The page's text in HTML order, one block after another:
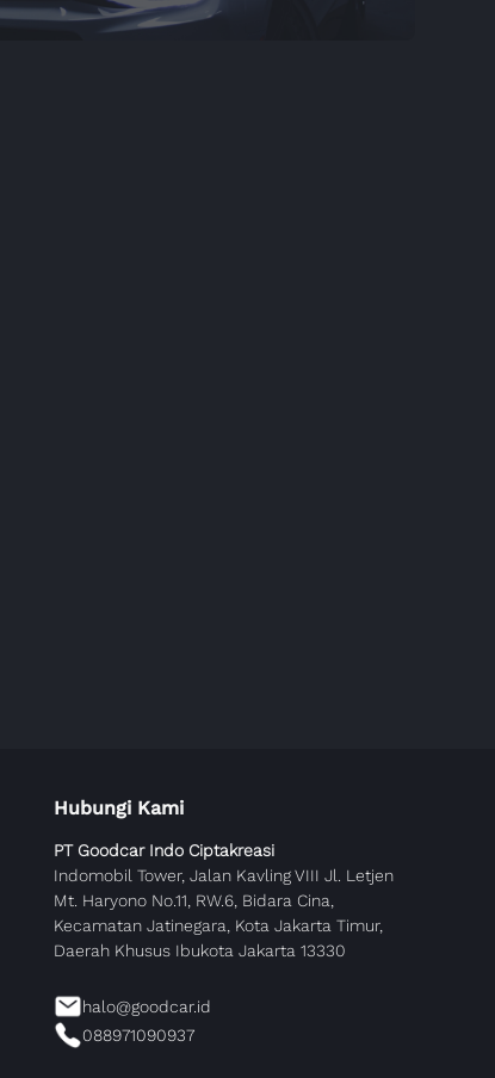
Hubungi Kami
PT Goodcar Indo Ciptakreasi
Indomobil Tower, Jalan Kavling VIII Jl. Letjen
Mt. Haryono No.11, RW.6, Bidara Cina,
Kecamatan Jatinegara, Kota Jakarta Timur,
Daerah Khusus Ibukota Jakarta 13330
halo@goodcar.id
088971090937